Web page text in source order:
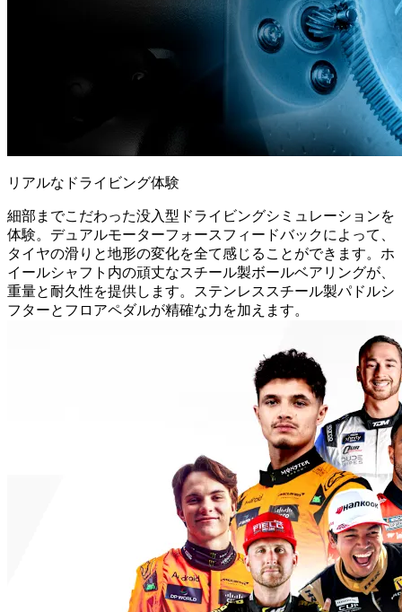
リアルなドライビング体験
細部までこだわった没入型ドライビングシミュレーションを
体験。デュアルモーターフォースフィードバックによって、
タイヤの滑りと地形の変化を全て感じることができます。ホ
イールシャフト内の頑丈なスチール製ボールベアリングが、
重量と耐久性を提供します。ステンレススチール製パドルシ
フターとフロアペダルが精確な力を加えます。